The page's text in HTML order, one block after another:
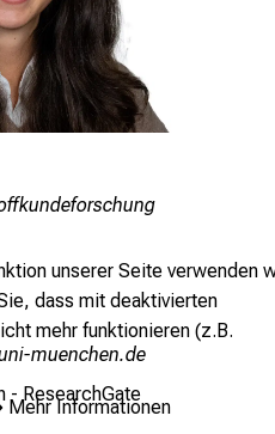
unserer Seite verwenden
dass mit deaktivierten
mehr funktionieren (z.B.
Mehr Informationen
- ResearchGate